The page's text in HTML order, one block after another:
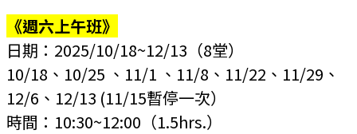
《週六上午班》
日期：2025/10/18~12/13 （8堂）
10/18、10/25 、11/1 、11/8、11/22、11/29、
12/6、12/13 (11/15暫停一次）
時間：10:30~12:00 （1.5hrs.）